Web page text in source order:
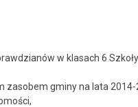
w klasach 6
zasobem gminy na lata 2014-